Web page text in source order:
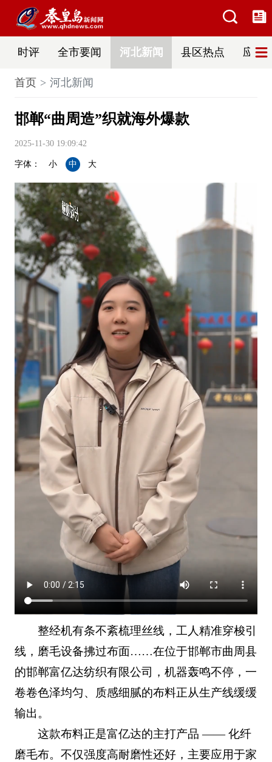
时评 全市要闻 河北新闻 县区热点 应急
首页 河北新闻
邯郸“曲周造”织就海外爆款
2025-11-30 19:09:42
字体： 小 中 大
整经机有条不紊梳理丝线，工人精准穿梭引
线，磨毛设备拂过布面……在位于邯郸市曲周县
的邯郸富亿达纺织有限公司，机器轰鸣不停，一
卷卷色泽均匀、质感细腻的布料正从生产线缓缓
输出。
这款布料正是富亿达的主打产品 —— 化纤
磨毛布。不仅强度高耐磨性还好，主要应用于家